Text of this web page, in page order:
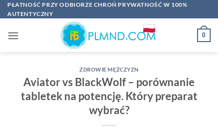
Przewiń
do
PŁATNOŚĆ PRZY ODBIORZE CHROŃ PRYWATNOŚĆ W 100%
AUTENTYCZNY
0
ZDROWIE MĘŻCZYZN
Aviator vs BlackWolf – porównanie
tabletek na potencję. Który preparat
wybrać?